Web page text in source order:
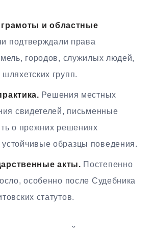
грамоты и областные
подтверждали права
городов, служилых людей,
групп.
Решения местных
свидетелей, письменные
о прежних решениях
образцы поведения.
акты. Постепенно
особенно после Судебника
статутов.